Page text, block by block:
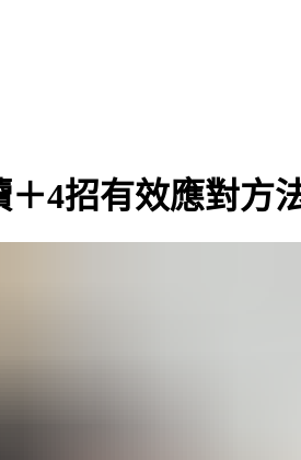
4招有效應對方